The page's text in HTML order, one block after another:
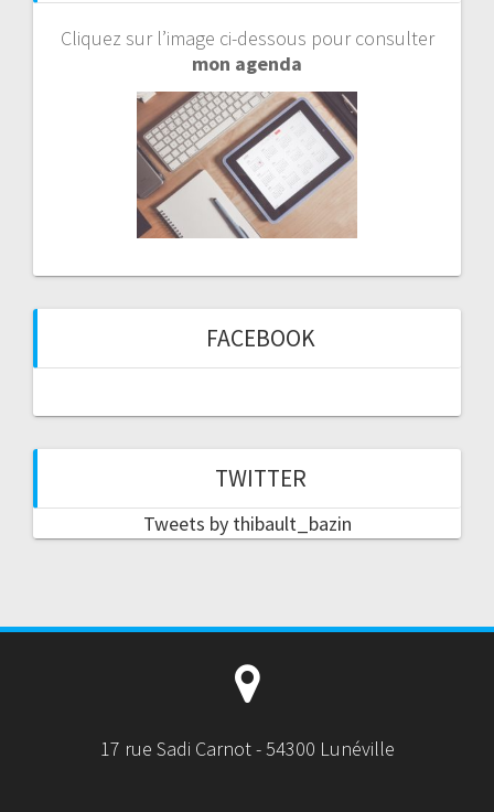
Cliquez sur l’image ci-dessous pour consulter
mon agenda
FACEBOOK
TWITTER
Tweets by thibault_bazin
17 rue Sadi Carnot - 54300 Lunéville